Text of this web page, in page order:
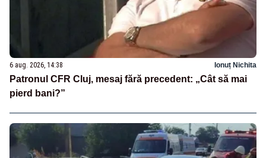
6 aug. 2026, 14:38 Ionuț Nichita
Patronul CFR Cluj, mesaj fără precedent: „Cât să mai
pierd bani?”